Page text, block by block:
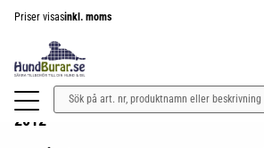
Priser visasinkl. moms
2012